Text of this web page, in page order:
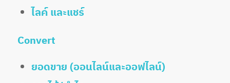
ไลค์ และแชร์
Convert
ยอดขาย (ออนไลน์และออฟไลน์)